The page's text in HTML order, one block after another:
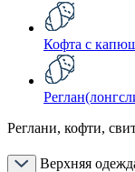
Кофта с
Реглани, кофти,
Верхняя